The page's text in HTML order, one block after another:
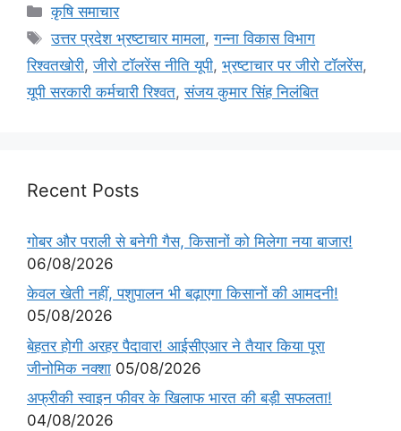
कृषि समाचार
उत्तर प्रदेश भ्रष्टाचार मामला,गन्ना विकास विभाग
रिश्वतखोरी,जीरो टॉलरेंस नीति यूपी, भ्रष्टाचार पर जीरो टॉलरेंस,
यूपी सरकारी कर्मचारी रिश्वत,संजय कुमार सिंह निलंबित
Recent Posts
गोबर और पराली से बनेगी गैस, किसानों को मिलेगा नया बाजार!
06/08/2026
केवल खेती नहीं, पशुपालन भी बढ़ाएगा किसानों की आमदनी!
05/08/2026
बेहतर होगी अरहर पैदावार! आईसीएआर ने तैयार किया पूरा
जीनोमिक नक्शा 05/08/2026
अफ्रीकी स्वाइन फीवर के खिलाफ भारत की बड़ी सफलता!
04/08/2026